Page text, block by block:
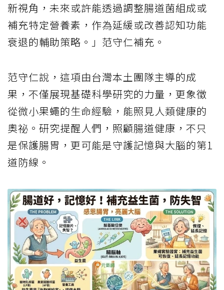
新視角，未來或許能透過調整腸道菌組成或
補充特定營養素，作為延緩或改善認知功能
衰退的輔助策略。」范守仁補充。
范守仁說，這項由台灣本土團隊主導的成
果，不僅展現基礎科學研究的力量，更象徵
從微小果蠅的生命經驗，能照見人類健康的
奧祕。研究提醒人們，照顧腸道健康，不只
是保護腸胃，更可能是守護記憶與大腦的第1
道防線。